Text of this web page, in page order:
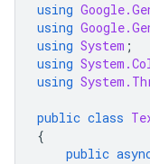
using
using
using System ;
using
using
public class
{
public